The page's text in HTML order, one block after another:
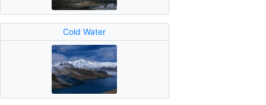
Cold Water